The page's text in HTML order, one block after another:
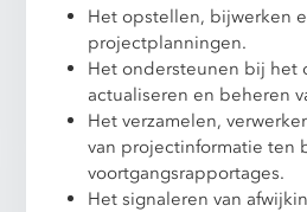
Het opstellen, bijwerken
projectplanningen.
Het ondersteunen bij het
actualiseren en beheren
Het verzamelen,
van projectinformatie ten
voortgangsrapportages.
Het signaleren van